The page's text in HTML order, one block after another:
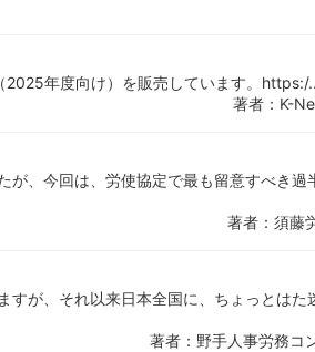
年度向け）を販売しています。https:/
著者：K-
、今回は、労使協定で最も留意すべき過
著者：須藤
すが、それ以来日本全国に、ちょっとはた
著者：野手人事労務コ